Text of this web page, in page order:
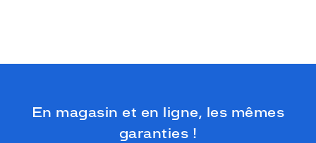
En magasin et en ligne, les mêmes
garanties !